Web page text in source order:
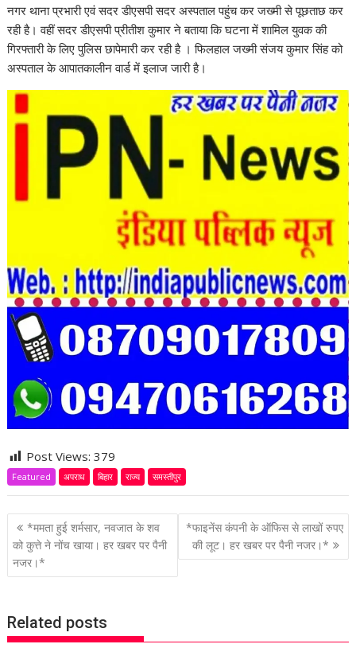
नगर थाना प्रभारी एवं सदर डीएसपी सदर अस्पताल पहुंच कर जख्मी से पूछताछ कर
रही है। वहीं सदर डीएसपी प्रीतीश कुमार ने बताया कि घटना में शामिल युवक की
गिरफ्तारी के लिए पुलिस छापेमारी कर रही है । फिलहाल जख्मी संजय कुमार सिंह को
अस्पताल के आपातकालीन वार्ड में इलाज जारी है।
Post Views:379
Featured अपराध बिहार राज्य समस्तीपुर
P
o
s
n
a
*ममता हुई शर्मसार, नवजात के शव
को कुत्ते ने नोंच खाया। हर खबर पर पैनी
नजर।*
*फाइनेंस कंपनी के ऑफिस से लाखों रुपए
की लूट। हर खबर पर पैनी नजर।*
Related posts